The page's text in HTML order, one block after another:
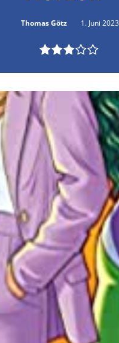
Thomas Götz 1. Juni 2023